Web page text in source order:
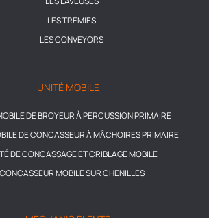
LES TREMIES
LES CONVEYORS
UNITÉ MOBILE
DE BROYEUR À PERCUSSION PRIMAIRE
DE CONCASSEUR À MÂCHOIRES PRIMAIRE
DE CONCASSAGE ET CRIBLAGE MOBILE
CONCASSEUR MOBILE SUR CHENILLES